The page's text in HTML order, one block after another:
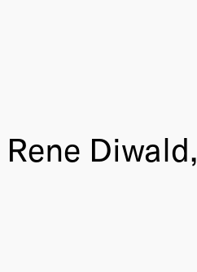
Diwald,